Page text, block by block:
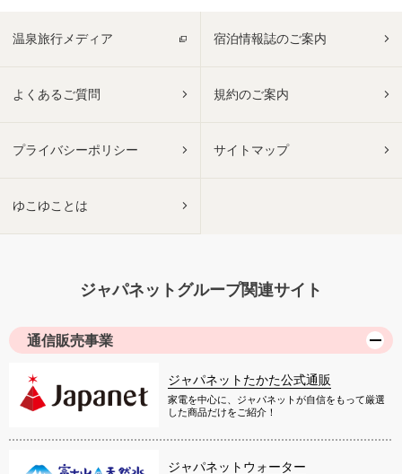
温泉旅行メディア 宿泊情報誌のご案内
よくあるご質問 規約のご案内
プライバシーポリシー サイトマップ
ゆこゆことは
ジャパネットグループ関連サイト
通信販売事業
ジャパネットたかた公式通販
家電を中心に、ジャパネットが自信をもって厳選
した商品だけをご紹介！
ジャパネットウォーター